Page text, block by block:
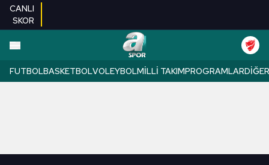
CANLI
SKOR
FUTBOLBASKETBOLVOLEYBOLMILLI TAKIMPROGRAMLARDIĞER